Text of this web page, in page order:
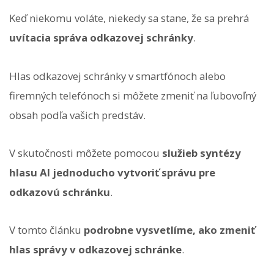
Keď niekomu voláte, niekedy sa stane, že sa prehrá
uvítacia správa odkazovej schránky.
Hlas odkazovej schránky v smartfónoch alebo
firemných telefónoch si môžete zmeniť na ľubovoľný
obsah podľa vašich predstáv.
V skutočnosti môžete pomocou služieb syntézy
hlasu AI jednoducho vytvoriť správu pre
odkazovú schránku.
V tomto článku podrobne vysvetlíme, ako zmeniť
hlas správy v odkazovej schránke.